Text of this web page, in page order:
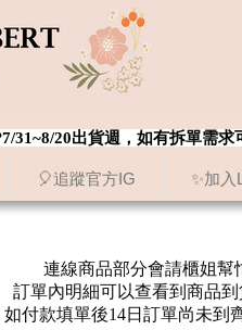
🎈追蹤官方IG ✨加
31~8/20出貨週，如有拆單需